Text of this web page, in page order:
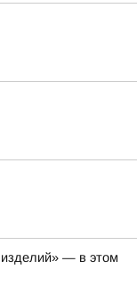
— в этом